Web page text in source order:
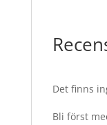
Det finns
Bli först